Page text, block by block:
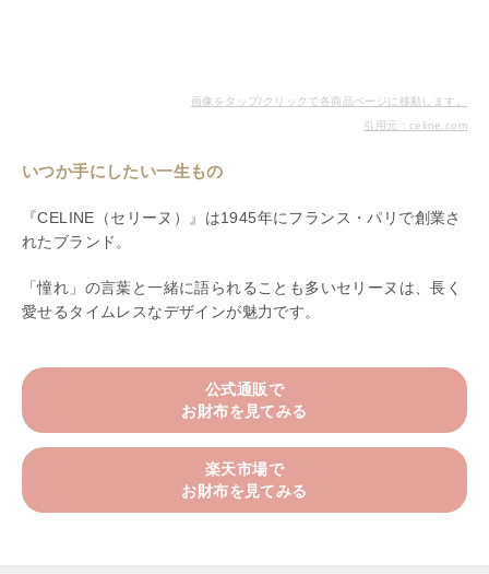
画像をタップ/クリックで各商品ページに移動します。
引用元：celine.com
いつか手にしたい一生もの
『CELINE（セリーヌ）』は1945年にフランス・パリで創業さ
れたブランド。
「憧れ」の言葉と一緒に語られることも多いセリーヌは、長く
愛せるタイムレスなデザインが魅力です。
公式通販で
お財布を見てみる
楽天市場で
お財布を見てみる